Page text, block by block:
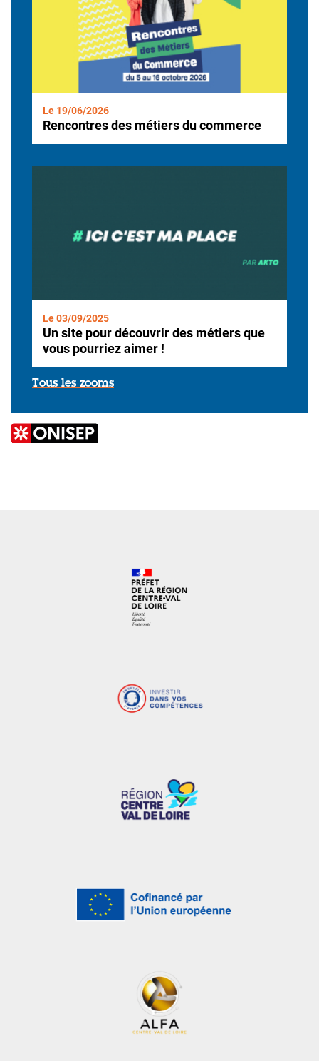
Le 19/06/2026
Rencontres des métiers du commerce
Le 03/09/2025
Un site pour découvrir des métiers que
vous pourriez aimer !
Tous les zooms